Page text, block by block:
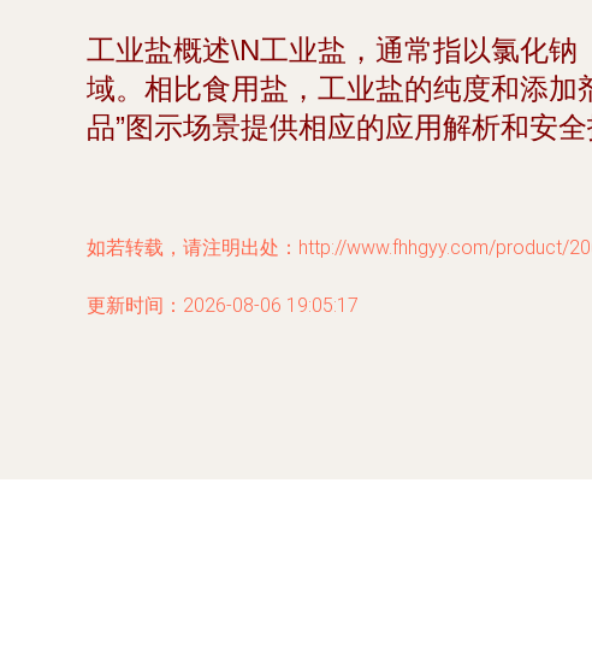
工业盐概述\N工业盐，通常指以氯化
域。相比食用盐，工业盐的纯度和添
品”图示场景提供相应的应用解析和安全
如若转载，请注明出处：http://www.fhhgyy.com/product/
更新时间：2026-08-06 19:05:17